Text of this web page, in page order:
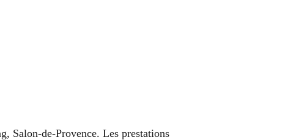
Salon-de-Provence. Les prestations